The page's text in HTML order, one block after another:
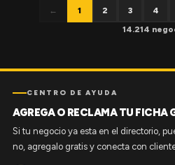
← 1 2 3 4
14.214
CENTRO DE AYUDA
AGREGA O RECLAMA TU FICHA
Si tu negocio ya esta en el directorio,
no, agregalo gratis y conecta con